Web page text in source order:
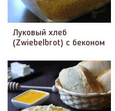
Луковый хлеб
(Zwiebelbrot) с беконом